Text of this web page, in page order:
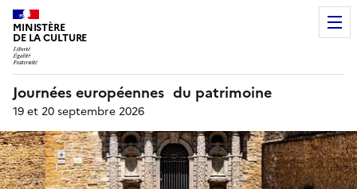
MINISTÈRE
DE LA CULTURE
Journées européennes du patrimoine
19 et 20 septembre 2026